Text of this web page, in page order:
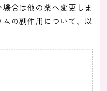
合は他の薬へ変更しま
の副作用について、以